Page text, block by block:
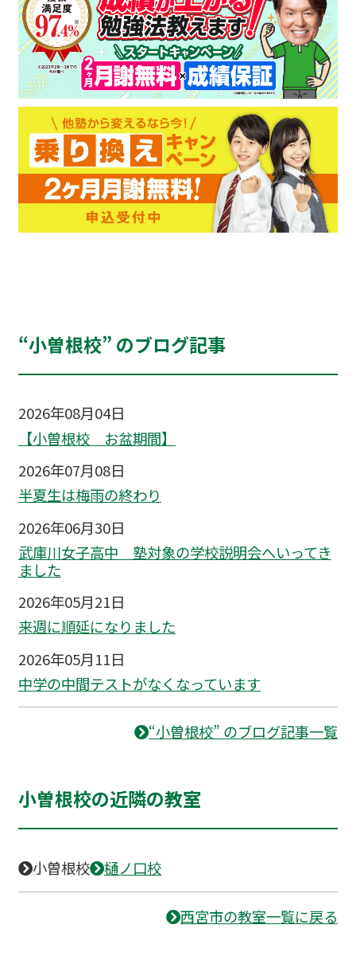
“小曽根校” のブログ記事
2026年08月04日
【小曽根校 お盆期間】
2026年07月08日
半夏生は梅雨の終わり
2026年06月30日
武庫川女子高中 塾対象の学校説明会へいってき
ました
2026年05月21日
来週に順延になりました
2026年05月11日
中学の中間テストがなくなっています
“小曽根校” のブログ記事一覧
小曽根校の近隣の教室
小曽根校 樋ノ口校
西宮市の教室一覧に戻る